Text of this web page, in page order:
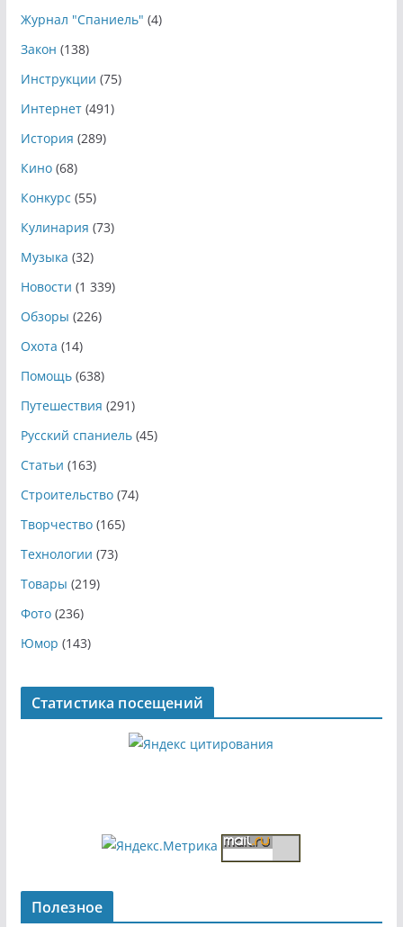
Журнал "Спаниель" (4)
Закон (138)
Инструкции (75)
Интернет(491)
История (289)
Кино(68)
Конкурс (55)
Кулинария (73)
Музыка (32)
Новости (1 339)
Обзоры (226)
Охота (14)
Помощь(638)
Путешествия (291)
Русский спаниель(45)
Статьи (163)
Строительство(74)
Творчество(165)
Технологии (73)
Товары (219)
Фото(236)
Юмор (143)
Статистика посещений
Полезное